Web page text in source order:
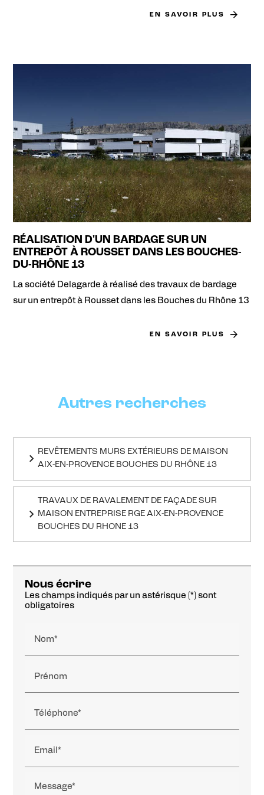
EN SAVOIR PLUS
RÉALISATION D'UN BARDAGE SUR UN
ENTREPÔT À ROUSSET DANS LES BOUCHES-
DU-RHÔNE 13
La société Delagarde à réalisé des travaux de bardage
sur un entrepôt à Rousset dans les Bouches du Rhône 13
EN SAVOIR PLUS
Autres recherches
REVÊTEMENTS MURS EXTÉRIEURS DE MAISON
AIX-EN-PROVENCE BOUCHES DU RHÔNE 13
TRAVAUX DE RAVALEMENT DE FAÇADE SUR
MAISON ENTREPRISE RGE AIX-EN-PROVENCE
BOUCHES DU RHONE 13
Nous écrire
Les champs indiqués par un astérisque (*) sont
obligatoires
Nom*
Prénom
Téléphone*
Email*
Message*